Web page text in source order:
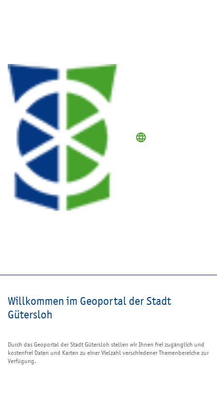
Willkommen im Geoportal der Stadt
Gütersloh
Durch das Geoportal der Stadt Gütersloh stellen wir Ihnen frei zugänglich und
kostenfrei Daten und Karten zu einer Vielzahl verschiedener Themenbereiche zur
Verfügung.